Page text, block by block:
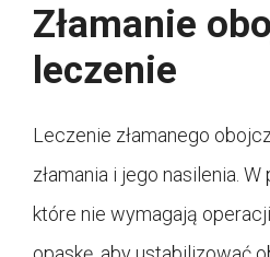
Złamanie
leczenie
Leczenie złamanego
złamania i jego nasilenia. W
które nie wymagają